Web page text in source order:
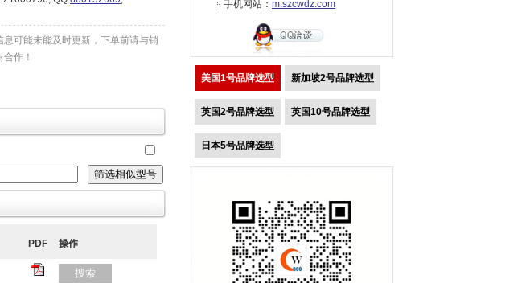
可能未能及时更新，下单前请与销
作！
PDF 操作
搜索
手机网站： m.szcwdz.com
美国1号品牌选型 新加坡2号品牌选型
英国2号品牌选型 英国10号品牌选型
日本5号品牌选型